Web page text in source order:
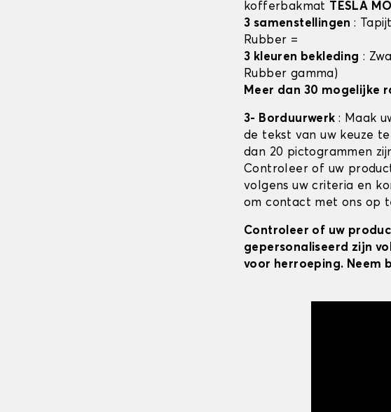
kofferbakmat
TESLA
3 samenstellingen:
Rubber =
3 kleuren bekleding :
Rubber gamma)
Meer dan 30 mogelijke
3- Borduurwerk : Maak
de tekst van uw keuze
dan 20 pictogrammen
Controleer of uw
volgens uw criteria en
om contact met ons op
Controleer of uw
gepersonaliseerd zijn
voor herroeping. Neem